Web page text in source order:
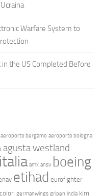
Warfare System to
the US Completed Before
aeroporto bergamo aeroporto bologna
agusta westland
amx ansv boeing
etihad eurofighter
germanwings gripen india klm